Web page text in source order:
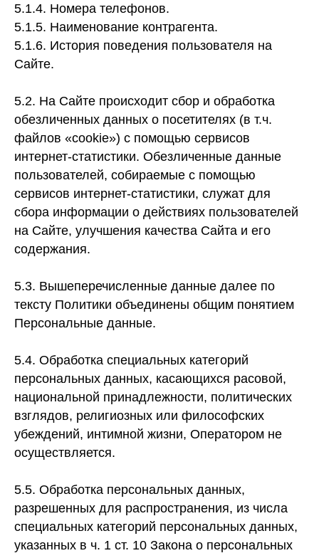
5.1.4. Номера телефонов.
5.1.5. Наименование контрагента.
5.1.6. История поведения пользователя на
Сайте.
5.2. На Сайте происходит сбор и обработка
обезличенных данных о посетителях (в т.ч.
файлов «cookie») с помощью сервисов
интернет-статистики. Обезличенные данные
пользователей, собираемые с помощью
сервисов интернет-статистики, служат для
сбора информации о действиях пользователей
на Сайте, улучшения качества Сайта и его
содержания.
5.3. Вышеперечисленные данные далее по
тексту Политики объединены общим понятием
Персональные данные.
5.4. Обработка специальных категорий
персональных данных, касающихся расовой,
национальной принадлежности, политических
взглядов, религиозных или философских
убеждений, интимной жизни, Оператором не
осуществляется.
5.5. Обработка персональных данных,
разрешенных для распространения, из числа
специальных категорий персональных данных,
указанных в ч. 1 ст. 10 Закона о персональных